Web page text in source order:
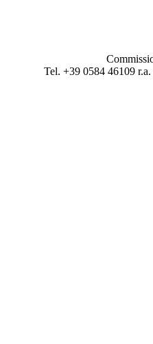
Tel. +39 0584 46109